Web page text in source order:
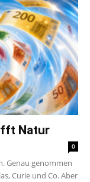
Natur
0
Genau genommen
Curie und Co. Aber